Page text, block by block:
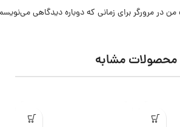
در مرورگر برای زمانی که دوباره دیدگاهی
محصولات مشابه